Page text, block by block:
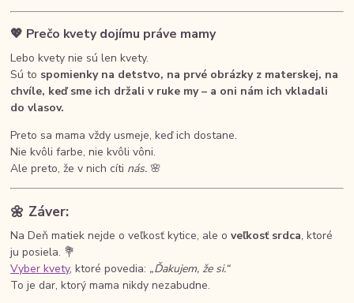
💖 Prečo kvety dojímu práve mamy
Lebo kvety nie sú len kvety.
Sú to spomienky na detstvo, na prvé obrázky z materskej, na
chvíle, keď sme ich držali v ruke my – a oni nám ich vkladali
do vlasov.
Preto sa mama vždy usmeje, keď ich dostane.
Nie kvôli farbe, nie kvôli vôni.
Ale preto, že v nich cíti nás. 🌸
🌼 Záver:
Na Deň matiek nejde o veľkosť kytice, ale oveľkosť srdca, ktoré
ju posiela. 💐
Vyber kvety, ktoré povedia: „Ďakujem, že si.“
To je dar, ktorý mama nikdy nezabudne.